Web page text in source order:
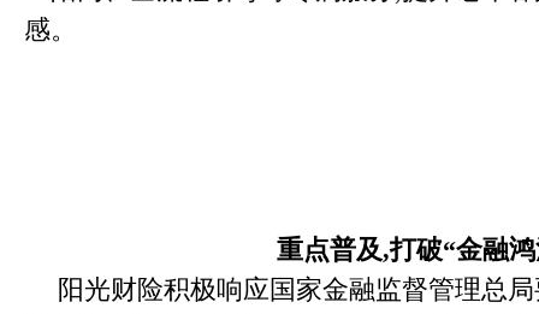
感。
重点普及,打破“金融
阳光财险积极响应国家金融监督管理总